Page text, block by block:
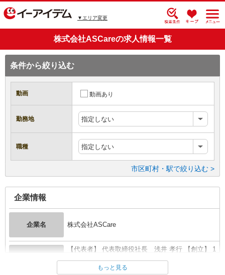
▼エリア変更
株式会社ASCareの求人情報一覧
条件から絞り込む
動画 動画あり
勤務地 指定しない
職種 指定しない
市区町村・駅で絞り込む >
企業情報
企業名 株式会社ASCare
【代表者】 代表取締役社長 浅井 孝行 【創立】 1
もっと見る